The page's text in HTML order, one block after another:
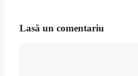
Lasă un comentariu